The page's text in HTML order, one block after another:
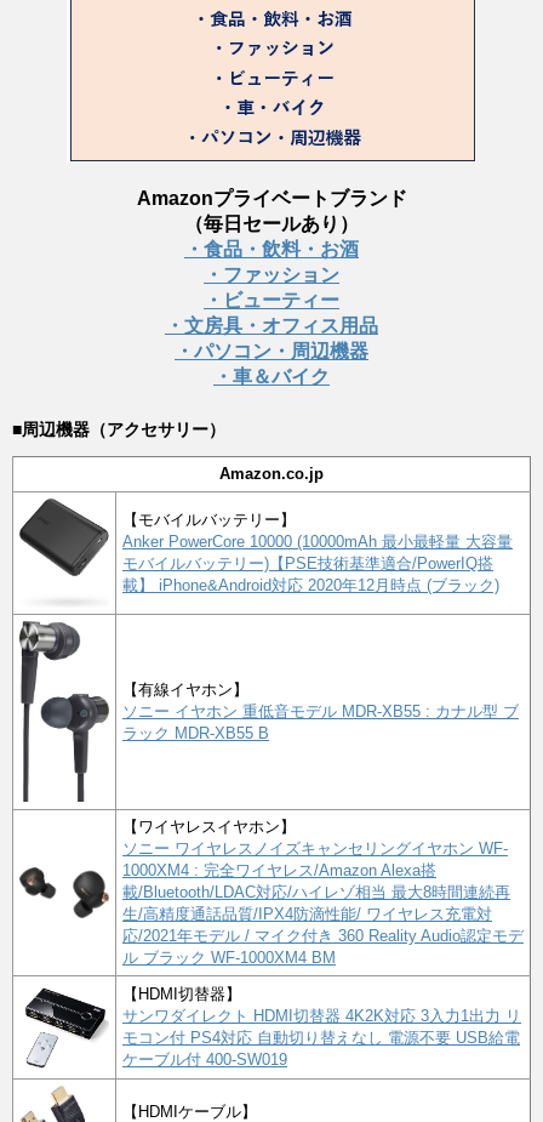
Amazonプライベートブランド
（毎日セールあり）
・食品・飲料・お酒
・ファッション
・ビューティー
・文房具・オフィス用品
・パソコン・周辺機器
・車＆バイク
■周辺機器（アクセサリー）
Amazon.co.jp
【モバイルバッテリー】
Anker PowerCore 10000 (10000mAh 最小最軽量 大容量
モバイルバッテリー)【PSE技術基準適合/PowerIQ搭
載】 iPhone&Android対応 2020年12月時点 (ブラック)
【有線イヤホン】
ソニー イヤホン 重低音モデル MDR-XB55 : カナル型 ブ
ラック MDR-XB55 B
【ワイヤレスイヤホン】
ソニー ワイヤレスノイズキャンセリングイヤホン WF-
1000XM4 : 完全ワイヤレス/Amazon Alexa搭
載/Bluetooth/LDAC対応/ハイレゾ相当 最大8時間連続再
生/高精度通話品質/IPX4防滴性能/ ワイヤレス充電対
応/2021年モデル / マイク付き 360 Reality Audio認定モデ
ル ブラック WF-1000XM4 BM
【HDMI切替器】
サンワダイレクト HDMI切替器 4K2K対応 3入力1出力 リ
モコン付 PS4対応 自動切り替えなし 電源不要 USB給電
ケーブル付 400-SW019
【HDMIケーブル】